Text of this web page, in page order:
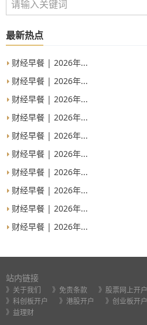
最新热点
财经早餐 | 2026年...
财经早餐 | 2026年...
财经早餐 | 2026年...
财经早餐 | 2026年...
财经早餐 | 2026年...
财经早餐 | 2026年...
财经早餐 | 2026年...
财经早餐 | 2026年...
财经早餐 | 2026年...
财经早餐 | 2026年...
站内链接
》关于我们 》免责条款 》股票网上开户
》科创板开户
》港股开户
》创业板开户
》益理财